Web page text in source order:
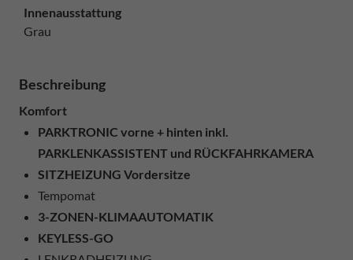
Innenausstattung
Grau
Beschreibung
Komfort
PARKTRONIC vorne + hinten inkl.
PARKLENKASSISTENT und RÜCKFAHRKAMERA
SITZHEIZUNG Vordersitze
Tempomat
3-ZONEN-KLIMAAUTOMATIK
KEYLESS-GO